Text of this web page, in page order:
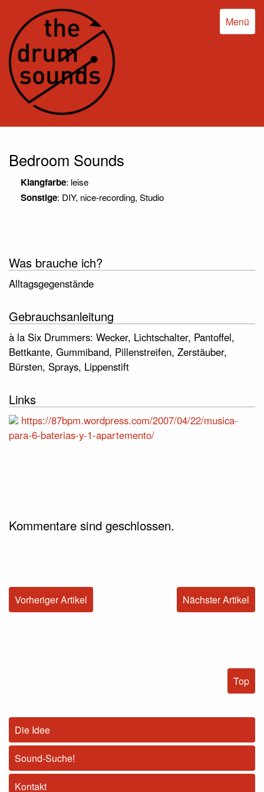
Menü
Bedroom Sounds
Klangfarbe: leise
Sonstige: DIY, nice-recording, Studio
Was brauche ich?
Alltagsgegenstände
Gebrauchsanleitung
à la Six Drummers: Wecker, Lichtschalter, Pantoffel,
Bettkante, Gummiband, Pillenstreifen, Zerstäuber,
Bürsten, Sprays, Lippenstift
Links
https://87bpm.wordpress.com/2007/04/22/musica-
para-6-baterias-y-1-apartemento/
Kommentare sind geschlossen.
Nächster Artikel
Vorheriger Artikel
Top
Die Idee
Sound-Suche!
Kontakt